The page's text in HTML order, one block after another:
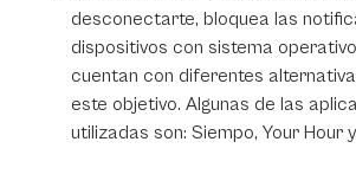
desconectarte, bloquea las
dispositivos con sistema
cuentan con diferentes
este objetivo. Algunas de las
utilizadas son: Siempo, Your Hour